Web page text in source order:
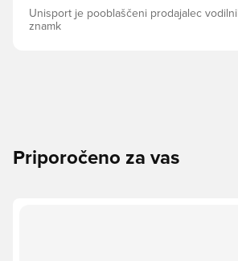
Unisport je pooblaščeni prodajalec
znamk
Priporočeno za vas